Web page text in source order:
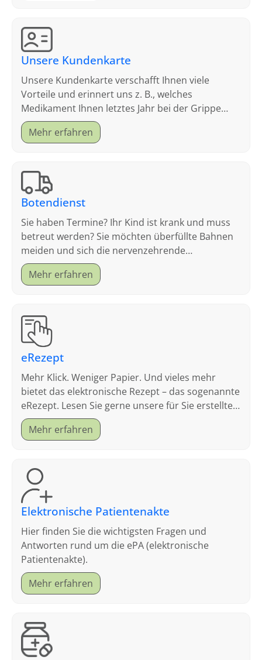
Unsere Kundenkarte
Unsere Kundenkarte verschafft Ihnen viele
Vorteile und erinnert uns z. B., welches
Medikament Ihnen letztes Jahr bei der Grippe
geholfen hat.
Mehr erfahren
Botendienst
Sie haben Termine? Ihr Kind ist krank und muss
betreut werden? Sie möchten überfüllte Bahnen
meiden und sich die nervenzehrende
Parkplatzsuche sparen?
Mehr erfahren
eRezept
Mehr Klick. Weniger Papier. Und vieles mehr
bietet das elektronische Rezept – das sogenannte
eRezept. Lesen Sie gerne unsere für Sie erstellten
FAQ.
Mehr erfahren
Elektronische Patientenakte
Hier finden Sie die wichtigsten Fragen und
Antworten rund um die ePA (elektronische
Patientenakte).
Mehr erfahren